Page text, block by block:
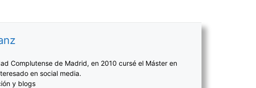
Complutense de Madrid, en 2010 cursé el Máster en
en social media.
y blogs